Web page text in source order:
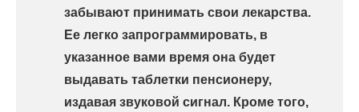
забывают принимать свои лекарства.
Ее легко запрограммировать, в
указанное вами время она будет
выдавать таблетки пенсионеру,
издавая звуковой сигнал. Кроме того,